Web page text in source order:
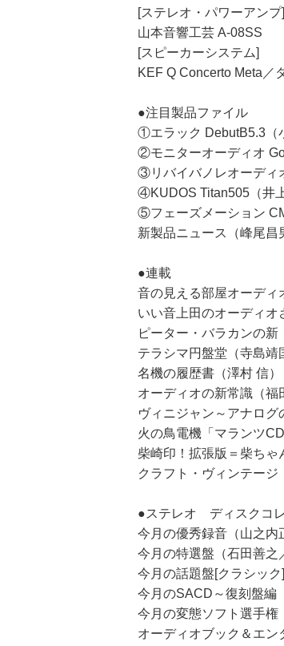
[ステレオ・パワーアンプ]
山本音響工芸 A-08SS
[スピーカーシステム]
KEF Q Concerto Meta／
●注目製品ファイル
①エラック DebutB5.3（
②モニターオーディオ
③リバイバノレオーディ
④KUDOS Titan505（井
⑤フェーズメーション
新製品ニュース（峰尾昌
●連載
音の見える部屋オーディ
いい音上田のオーディオ
ピーター・バラカンの新
テラシマ円盤堂（寺島靖
名機の履歴書（澤村 信）
オーディオの新常識（福
ヴィニジャン～アナログ
火の鳥電機「マランツ
柴崎印！拡張版＝柴ちゃ
クラフト・ヴィンテージ
●ステレオ ディスクコ
今月の優秀録音（山之内
今月の特選盤（石田善之
今月の話題盤[クラシッ
今月のSACD～復刻盤編
今月の変態ソフト選手権
オーディオブック＆エン